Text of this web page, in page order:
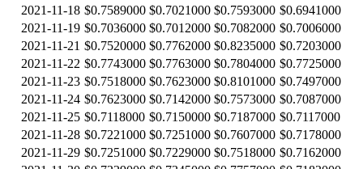
2021-11-18 $0.7589000 $0.7021000 $0.7593000 $0.6941000
2021-11-19 $0.7036000 $0.7012000 $0.7082000 $0.7006000
2021-11-21 $0.7520000 $0.7762000 $0.8235000 $0.7203000
2021-11-22 $0.7743000 $0.7763000 $0.7804000 $0.7725000
2021-11-23 $0.7518000 $0.7623000 $0.8101000 $0.7497000
2021-11-24 $0.7623000 $0.7142000 $0.7573000 $0.7087000
2021-11-25 $0.7118000 $0.7150000 $0.7187000 $0.7117000
2021-11-28 $0.7221000 $0.7251000 $0.7607000 $0.7178000
2021-11-29 $0.7251000 $0.7229000 $0.7518000 $0.7162000